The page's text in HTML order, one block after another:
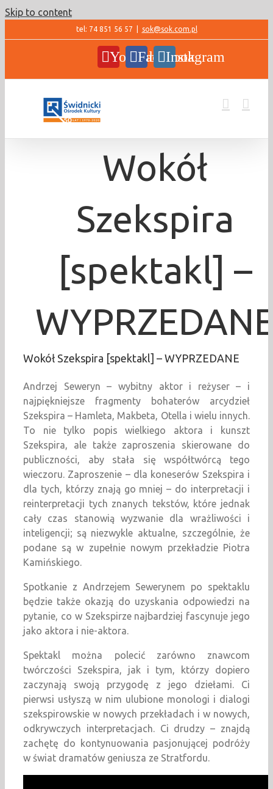
Skip to content
tel: 74 851 56 57 sok@sok.com.pl
YouTubeFacebookInstagram
Wokół
Szekspira
[spektakl] –
Wokół Szekspira [spektakl] – WYPRZEDANE
Andrzej Seweryn – wybitny aktor i reżyser – i
najpiękniejsze fragmenty bohaterów arcydzieł
Szekspira – Hamleta, Makbeta, Otella i wielu innych.
To nie tylko popis wielkiego aktora i kunszt
Szekspira, ale także zaproszenia skierowane do
publiczności, aby stała się współtwórcą tego
wieczoru. Zaproszenie – dla koneserów Szekspira i
dla tych, którzy znają go mniej – do interpretacji i
reinterpretacji tych znanych tekstów, które jednak
cały czas stanowią wyzwanie dla wrażliwości i
inteligencji; są niezwykle aktualne, szczególnie, że
podane są w zupełnie nowym przekładzie Piotra
Kamińskiego.
Spotkanie z Andrzejem Sewerynem po spektaklu
będzie także okazją do uzyskania odpowiedzi na
pytanie, co w Szekspirze najbardziej fascynuje jego
jako aktora i nie-aktora.
Spektakl można polecić zarówno znawcom
twórczości Szekspira, jak i tym, którzy dopiero
zaczynają swoją przygodę z jego dziełami. Ci
pierwsi usłyszą w nim ulubione monologi i dialogi
szekspirowskie w nowych przekładach i w nowych,
odkrywczych interpretacjach. Ci drudzy – znajdą
zachętę do kontynuowania pasjonującej podróży
w świat dramatów geniusza ze Stratfordu.